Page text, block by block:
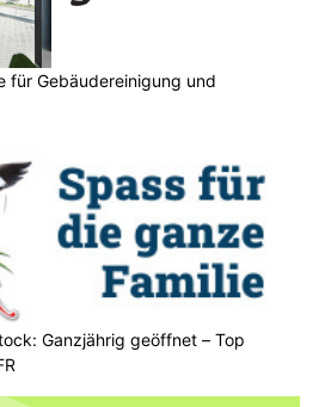
für Gebäudereinigung und
Ganzjährig geöffnet – Top